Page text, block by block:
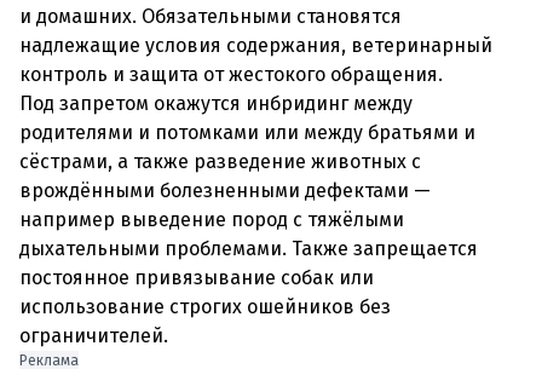
и домашних. Обязательными становятся
надлежащие условия содержания, ветеринарный
контроль и защита от жестокого обращения.
Под запретом окажутся инбридинг между
родителями и потомками или между братьями и
сёстрами, а также разведение животных с
врождёнными болезненными дефектами —
например выведение пород с тяжёлыми
дыхательными проблемами. Также запрещается
постоянное привязывание собак или
использование строгих ошейников без
ограничителей.
Реклама